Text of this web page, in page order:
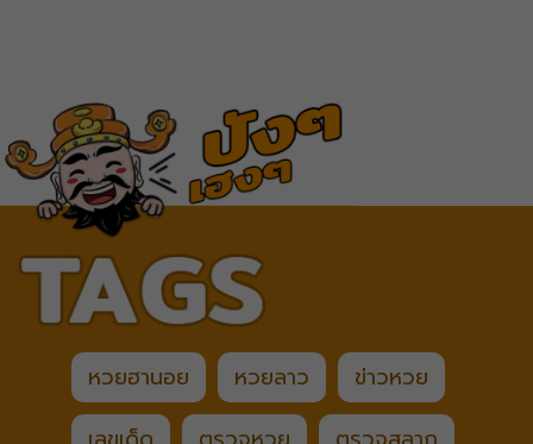
หวยฮานอย หวยลาว
ข่าวหวย